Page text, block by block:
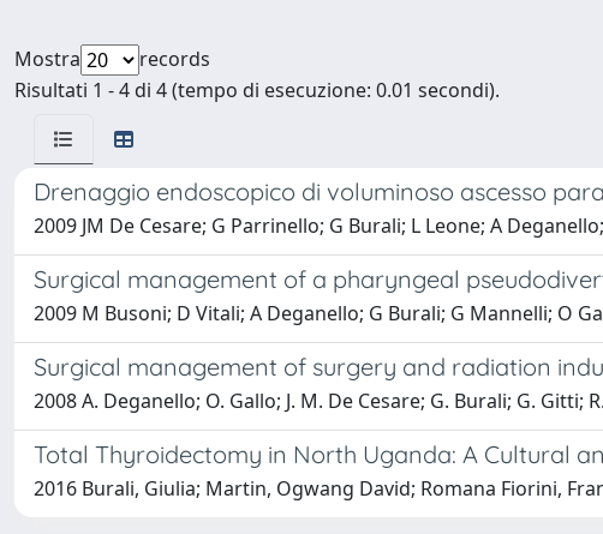
Mostra
records
Risultati 1 - 4 di 4 (tempo di esecuzione: 0.01 secondi).
Drenaggio endoscopico di voluminoso ascesso
2009 JM De Cesare; G Parrinello; G Burali; L Leone; A
Surgical management of a pharyngeal
2009 M Busoni; D Vitali; A Deganello; G Burali; G Mannelli; O
Surgical management of surgery and radiation
2008 A. Deganello; O. Gallo; J. M. De Cesare; G. Burali; G. Gitti;
Total Thyroidectomy in North Uganda: A Cultural
2016 Burali, Giulia; Martin, Ogwang David; Romana Fiorini,